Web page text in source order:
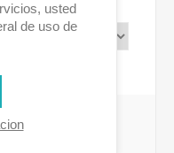
usted
de uso de